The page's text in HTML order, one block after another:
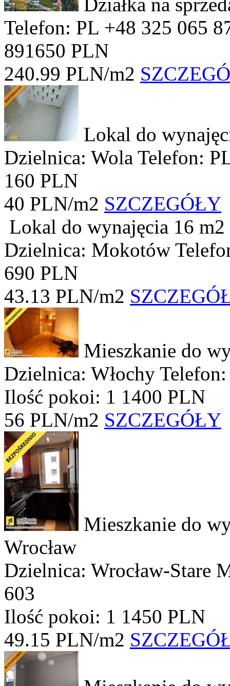
Telefon: PL +48 325 065
891650 PLN
240.99 PLN/m2
Lokal do
Dzielnica: Wola Telefon:
160 PLN
40 PLN/m2 SZCZEGÓŁY
Lokal do wynajęcia 16 m2
Dzielnica: Mokotów
690 PLN
43.13 PLN/m2
Mieszkanie do
Dzielnica: Włochy
Ilość pokoi: 1 1400 PLN
56 PLN/m2 SZCZEGÓŁY
Mieszkanie do
Wrocław
Dzielnica: Wrocław-Stare
603
Ilość pokoi: 1 1450 PLN
49.15 PLN/m2